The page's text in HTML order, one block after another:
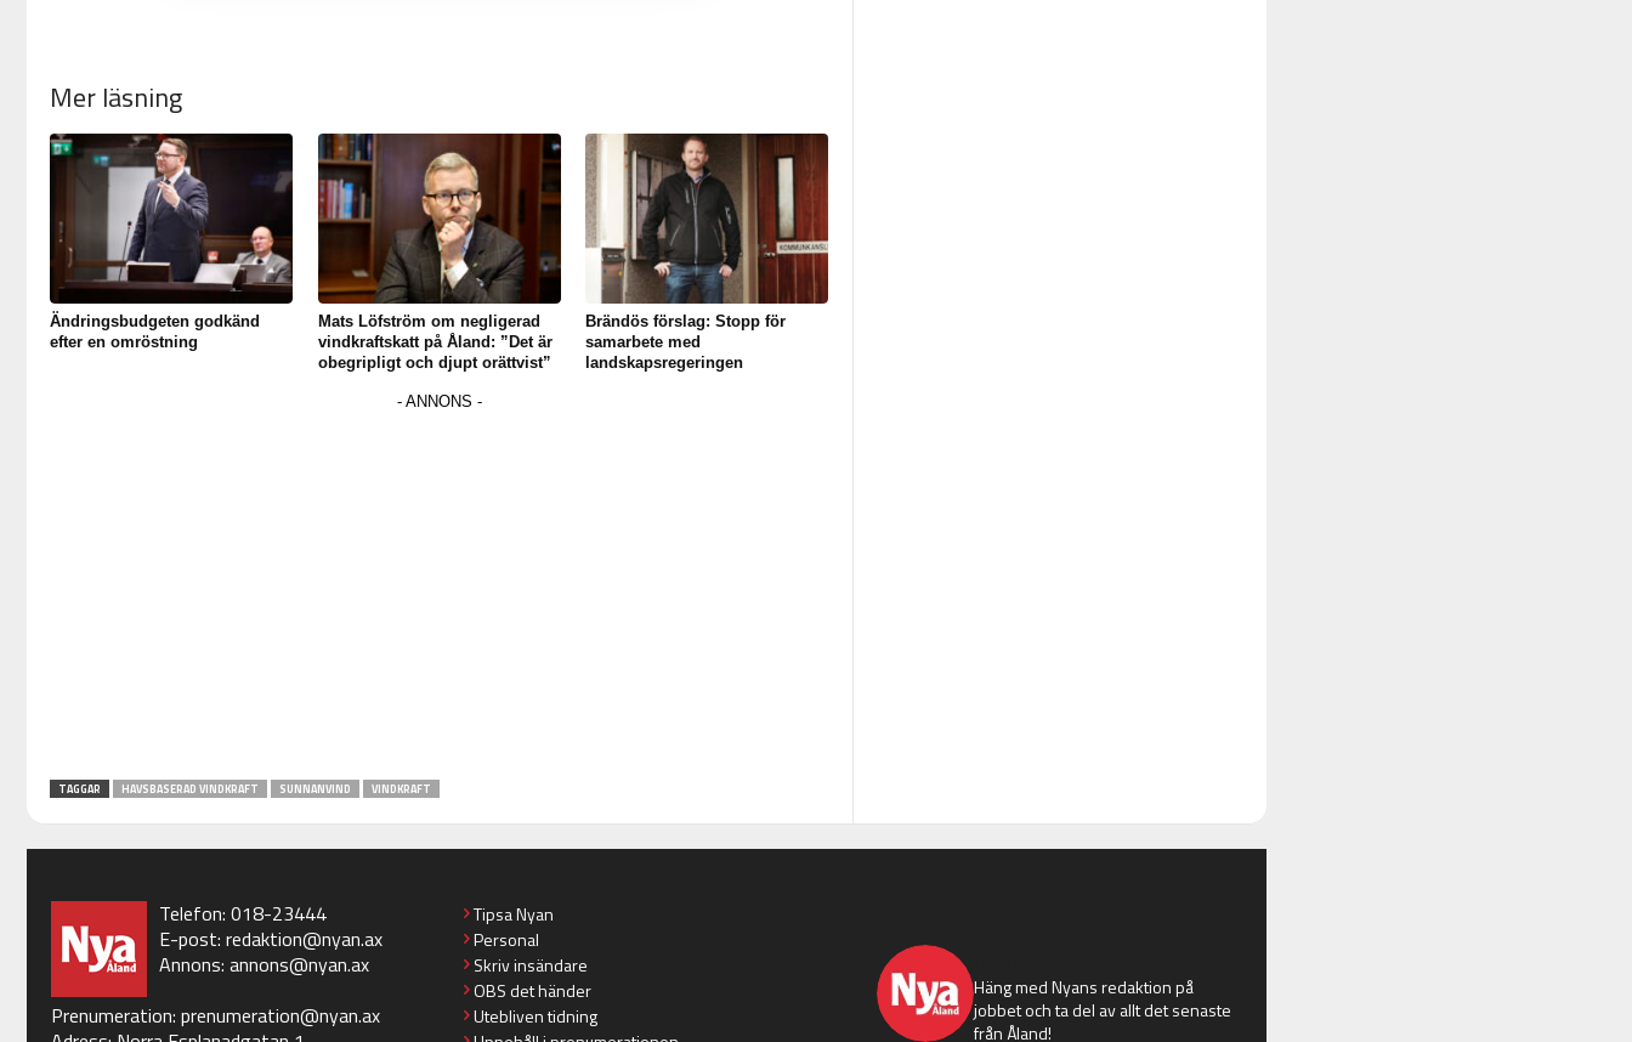
Mer läsning
Ändringsbudgeten godkänd
efter en omröstning
Mats Löfström om negligerad
vindkraftskatt på Åland: ”Det är
obegripligt och djupt orättvist”
Brändös förslag: Stopp för
samarbete med
landskapsregeringen
TAGGAR HAVSBASERAD VINDKRAFT SUNNANVIND VINDKRAFT
Telefon: 018-23444
E-post: redaktion@nyan.ax
Annons: annons@nyan.ax
Prenumeration: prenumeration@nyan.ax
Tipsa Nyan
Personal
Skriv insändare
OBS det händer
Utebliven tidning
Häng med Nyans redaktion på
jobbet och ta del av allt det senaste
från Åland!